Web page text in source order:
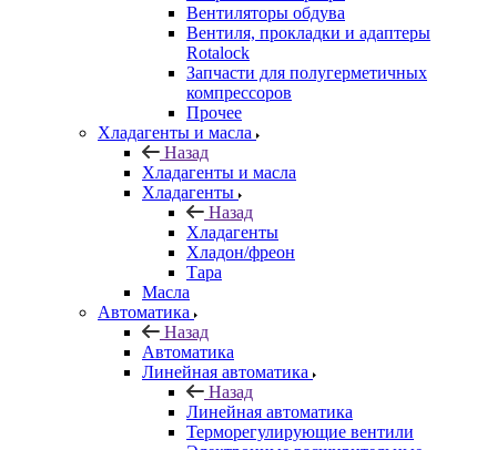
Вентиляторы обдува
Вентиля, прокладки и адаптеры
Rotalock
Запчасти для полугерметичных
компрессоров
Прочее
Хладагенты и масла
Назад
Хладагенты и масла
Хладагенты
Назад
Хладагенты
Хладон/фреон
Тара
Масла
Автоматика
Назад
Автоматика
Линейная автоматика
Назад
Линейная автоматика
Терморегулирующие вентили